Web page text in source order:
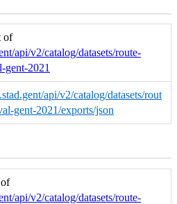
of
api/v2/catalog/datasets/route-
gent-2021
api/v2/catalog/datasets/rout
gent-2021/exports/json
api/v2/catalog/datasets/route-